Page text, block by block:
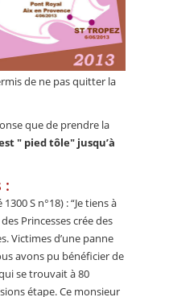
de ne pas quitter la
que de prendre la
" pied tôle" jusqu’à
:
S n°18) : “Je tiens à
Princesses crée des
Victimes d’une panne
avons pu bénéficier de
se trouvait à 80
étape. Ce monsieur